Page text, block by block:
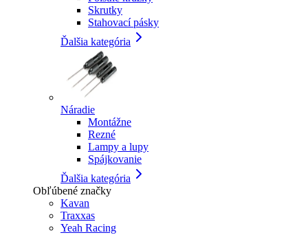
Skrutky
Stahovací pásky
Ďalšia kategória
Náradie
Montážne
Rezné
Lampy a lupy
Spájkovanie
Ďalšia kategória
Obľúbené značky
Kavan
Traxxas
Yeah Racing